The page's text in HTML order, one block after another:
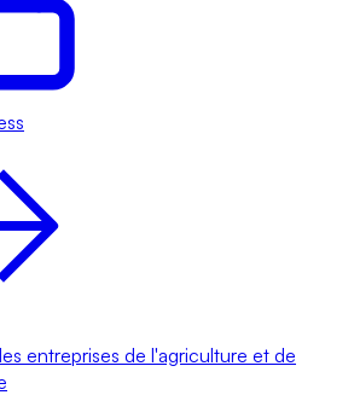
entreprises de l'agriculture et de